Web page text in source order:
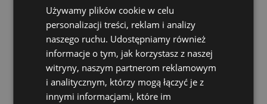
Używamy plików cookie w celu
personalizacji treści, reklam i analizy
naszego ruchu. Udostępniamy również
informacje o tym, jak korzystasz z naszej
witryny, naszym partnerom reklamowym
i analitycznym, którzy mogą łączyć je z
innymi informacjami, które im